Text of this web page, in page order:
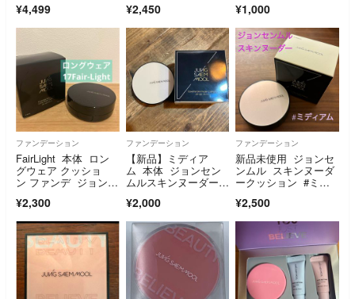
¥4,499 ¥2,450 ¥1,000
ファンデーション
FairLight 本体 ロン
グウェア クッショ
ン ファンデ ジョンセ
¥2,300
ファンデーション
【新品】ミディア
ム 本体 ジョンセン
ムルスキンヌーダーク
¥2,000
ファンデーション
新品未使用 ジョンセ
ンムル スキンヌーダ
ークッション #ミデ
¥2,500